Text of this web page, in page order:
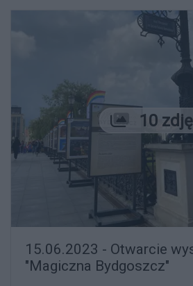
bawiły się dzieci, dorośli, a także
Liczba
10
15.06.2023 - Otwarcie
"Magiczna Bydgoszcz"